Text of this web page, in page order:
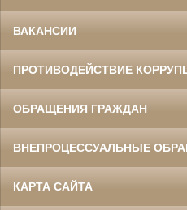
ВАКАНСИИ
ПРОТИВОДЕЙСТВИЕ
ОБРАЩЕНИЯ ГРАЖДАН
ВНЕПРОЦЕССУАЛЬНЫЕ
КАРТА САЙТА